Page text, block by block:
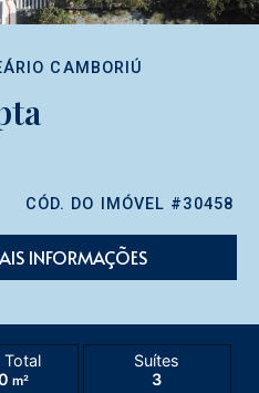
CAMBORIÚ
CÓD. DO IMÓVEL #30458
INFORMAÇÕES
Total
m²
Suítes
3